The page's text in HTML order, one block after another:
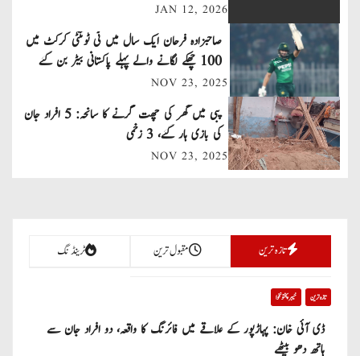
a
v
i
g
a
o
n
JAN 12, 2026
صاحبزادہ فرحان ایک سال میں ٹی ٹوئنٹی کرکٹ میں
100 چھکے لگانے والے پہلے پاکستانی بیٹر بن گئے
NOV 23, 2025
پبی میں گھر کی چھت گرنے کا سانحہ: 5 افراد جان
کی بازی ہار گئے، 3 زخمی
NOV 23, 2025
تازہ ترین مقبول ترین ٹرینڈنگ
تازہ ترین خیبر پختونخوا
ڈی آئی خان: پہاڑپور کے علاقے میں فائرنگ کا واقعہ، دو افراد جان سے
ہاتھ دھو بیٹھے